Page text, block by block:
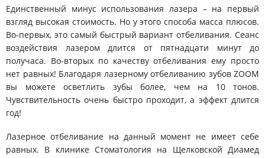
Единственный минус использования лазера – на первый
взгляд высокая стоимость. Но у этого способа масса плюсов.
Во-первых, это самый быстрый вариант отбеливания. Сеанс
воздействия лазером длится от пятнадцати минут до
получаса. Во-вторых по качеству отбеливания ему просто
нет равных! Благодаря лазерному отбеливанию зубов ZOOM
вы можете осветлить зубы более, чем на 10 тонов.
Чувствительность очень быстро проходит, а эффект длится
год!
Лазерное отбеливание на данный момент не имеет себе
равных. В клинике Стоматология на Щелковской Диамед